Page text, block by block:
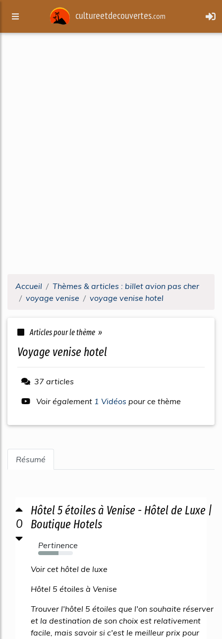
cultureetdecouvertes.com
Accueil
Thèmes & articles : billet avion pas cher
voyage venise
voyage venise hotel
Articles pour le thème »
voyage venise hotel
37 articles
Voir également 1 Vidéos pour ce thème
Résumé
0
Hôtel 5 étoiles à Venise - Hôtel de Luxe |
Boutique Hotels
Pertinence
59%
Voir cet hôtel de luxe
Hôtel 5 étoiles à Venise
Trouver l'hôtel 5 étoiles que l'on souhaite réserver
et la destination de son choix est relativement
facile, mais savoir si c'est le meilleur prix pour